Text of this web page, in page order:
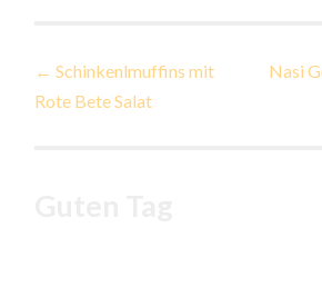
← Schinkenlmuffins mit
Rote Bete Salat
Nasi